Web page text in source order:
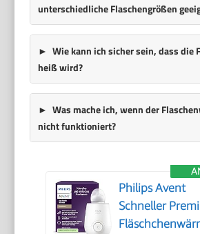
unterschiedliche Flaschengrößen
Wie kann ich sicher sein, dass die
heiß wird?
Was mache ich, wenn der
nicht funktioniert?
Philips Avent
Schneller